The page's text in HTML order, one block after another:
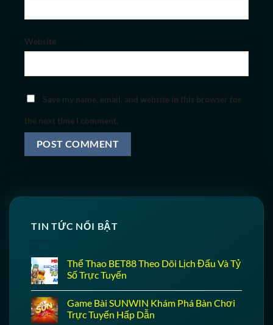
Website
Save my name, email, and website in this browser for
the next time I comment.
TIN TỨC NỔI BẬT
Thể Thao BET88 Theo Dõi Lịch Đấu Và Tỷ
Số Trực Tuyến
Game Bài SUNWIN Khám Phá Bàn Chơi
Trực Tuyến Hấp Dẫn